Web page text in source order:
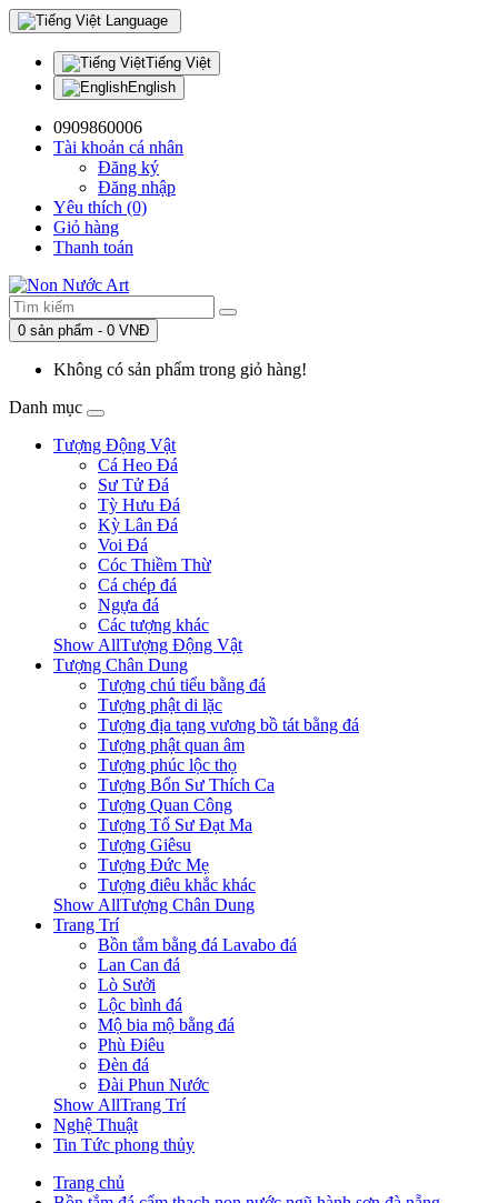
Language
Tiếng Việt
English
0909860006
Tài khoản cá nhân
Đăng ký
Đăng nhập
Yêu thích (0)
Giỏ hàng
Thanh toán
0 sản phẩm - 0 VNĐ
Không có sản phẩm trong giỏ hàng!
Danh mục
Tượng Động Vật
Cá Heo Đá
Sư Tử Đá
Tỳ Hưu Đá
Kỳ Lân Đá
Voi Đá
Cóc Thiềm Thừ
Cá chép đá
Ngựa đá
Các tượng khác
Show AllTượng Động Vật
Tượng Chân Dung
Tượng chú tiểu bằng đá
Tượng phật di lặc
Tượng địa tạng vương bồ tát bằng đá
Tượng phật quan âm
Tượng phúc lộc thọ
Tượng Bổn Sư Thích Ca
Tượng Quan Công
Tượng Tổ Sư Đạt Ma
Tượng Giêsu
Tượng Đức Mẹ
Tượng điêu khắc khác
Show AllTượng Chân Dung
Trang Trí
Bồn tắm bằng đá Lavabo đá
Lan Can đá
Lò Sưởi
Lộc bình đá
Mộ bia mộ bằng đá
Phù Điêu
Đèn đá
Đài Phun Nước
Show AllTrang Trí
Nghệ Thuật
Tin Tức phong thủy
Trang chủ